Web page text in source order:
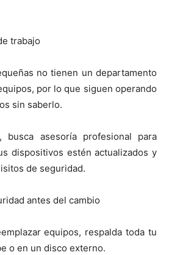
trabajo
no tienen un departamento
por lo que siguen operando
sin saberlo.
asesoría profesional para
dispositivos estén actualizados y
de seguridad.
antes del cambio
equipos, respalda toda tu
o en un disco externo.